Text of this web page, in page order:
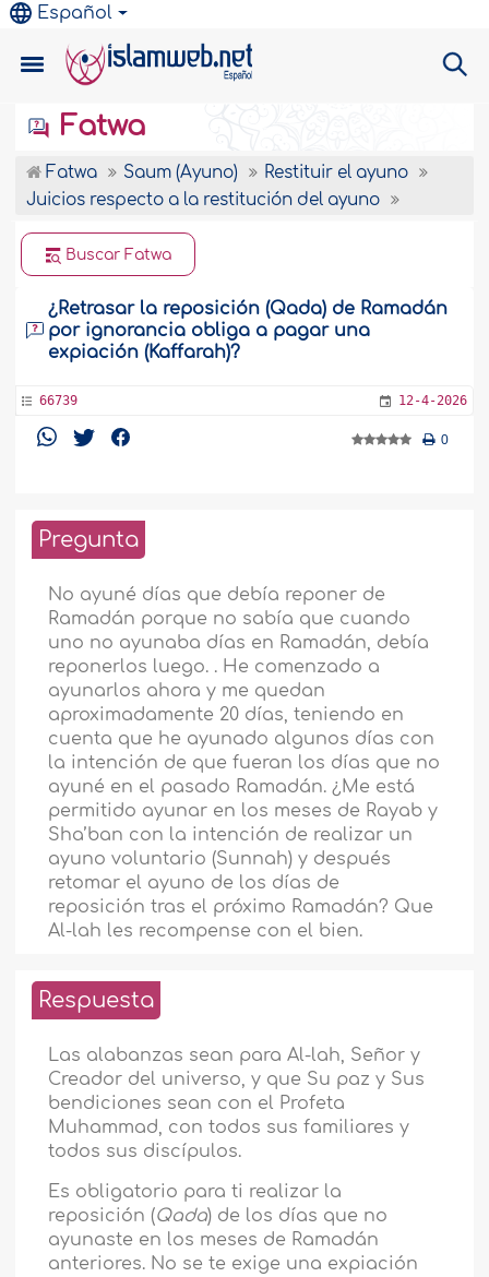
Español
Fatwa
Fatwa Saum (Ayuno)
Restituir el ayuno
Juicios respecto a la restitución del ayuno
Buscar Fatwa
¿Retrasar la reposición (Qada) de Ramadán
por ignorancia obliga a pagar una
expiación (Kaffarah)?
66739 12-4-2026
0
Pregunta
No ayuné días que debía reponer de
Ramadán porque no sabía que cuando
uno no ayunaba días en Ramadán, debía
reponerlos luego. . He comenzado a
ayunarlos ahora y me quedan
aproximadamente 20 días, teniendo en
cuenta que he ayunado algunos días con
la intención de que fueran los días que no
ayuné en el pasado Ramadán. ¿Me está
permitido ayunar en los meses de Rayab y
Sha’ban con la intención de realizar un
ayuno voluntario (Sunnah) y después
retomar el ayuno de los días de
reposición tras el próximo Ramadán? Que
Al-lah les recompense con el bien.
Respuesta
Las alabanzas sean para Al-lah, Señor y
Creador del universo, y que Su paz y Sus
bendiciones sean con el Profeta
Muhammad, con todos sus familiares y
todos sus discípulos.
Es obligatorio para ti realizar la
reposición (Qada) de los días que no
ayunaste en los meses de Ramadán
anteriores. No se te exige una expiación